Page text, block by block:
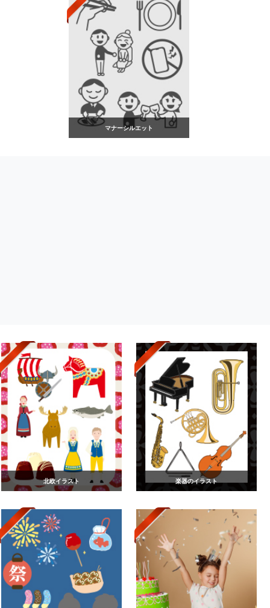
マナーシルエット
北欧イラスト 楽器のイラスト